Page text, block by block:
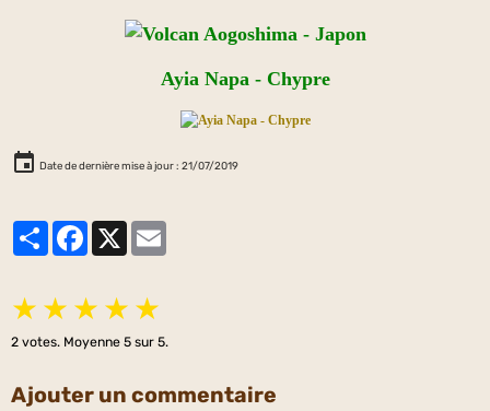
Ayia Napa - Chypre
Date de dernière mise à jour : 21/07/2019
PartagerFacebook
X
★ ★ ★ ★ ★
2 votes. Moyenne 5 sur 5.
Ajouter un commentaire